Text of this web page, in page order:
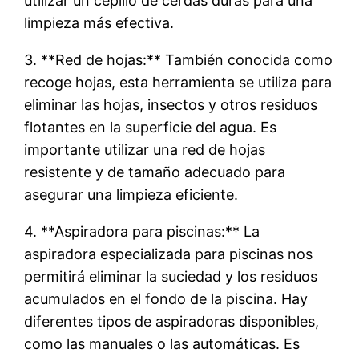
limpieza más efectiva.
3. **Red de hojas:** También conocida como
recoge hojas, esta herramienta se utiliza para
eliminar las hojas, insectos y otros residuos
flotantes en la superficie del agua. Es
importante utilizar una red de hojas
resistente y de tamaño adecuado para
asegurar una limpieza eficiente.
4. **Aspiradora para piscinas:** La
aspiradora especializada para piscinas nos
permitirá eliminar la suciedad y los residuos
acumulados en el fondo de la piscina. Hay
diferentes tipos de aspiradoras disponibles,
como las manuales o las automáticas. Es